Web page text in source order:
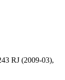
RJ (2009-03),